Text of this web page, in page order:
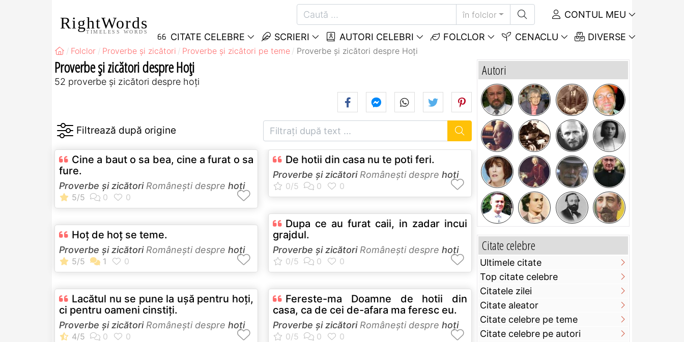
RightWords
TIMELESS WORDS
în folclor CONTUL MEU
CITATE CELEBRE SCRIERI AUTORI CELEBRI FOLCLOR CENACLU DIVERSE
Folclor Proverbe și zicători Proverbe și zicători pe teme Proverbe și zicători despre Hoţi
Proverbe și zicători despre Hoţi
52 proverbe și zicători despre hoţi
Cine a baut o sa bea, cine a furat o sa
fure.
Proverbe și zicătoriRomâneşti despre hoţi
Hoţ de hoţ se teme.
Proverbe și zicătoriRomâneşti despre hoţi
Lacătul nu se pune la uşă pentru hoţi,
ci pentru oameni cinstiţi.
Proverbe și zicătoriRomâneşti despre hoţi
De hotii din casa nu te poti feri.
Proverbe și zicătoriRomâneşti despre hoţi
Dupa ce au furat caii, in zadar incui
grajdul.
Proverbe și zicătoriRomâneşti despre hoţi
Fereste-ma Doamne de hotii din
casa, ca de cei de-afara ma feresc eu.
Proverbe și zicătoriRomâneşti despre hoţi
Autori
Citate celebre
Ultimele citate
Top citate celebre
Citatele zilei
Citate aleator
Citate celebre pe teme
Citate celebre pe autori